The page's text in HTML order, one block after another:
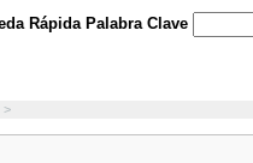
Rápida Palabra Clave
>